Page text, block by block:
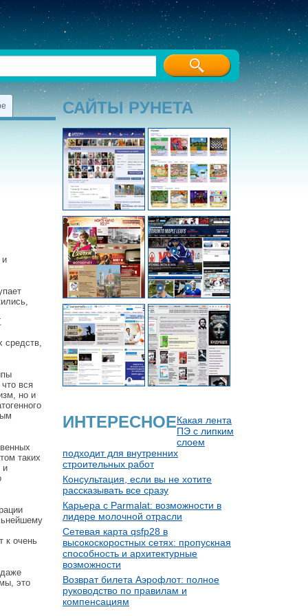
и
средств,
вся
но и
таких
и
к очень
это
САЙТЫ РУНЕТА
ИНТЕРЕСНОЕКакая лента
ПЭ с липким
слоем
подходит для внутренних
строительных работ
Консультация, если вы не хотите
рассказывать все сразу
Карьера с Parmalat: возможности в
лидере молочной отрасли
Сетевая карта qsfp28 в
высокоскоростных сетях: пропускная
способность и архитектурные
возможности
Возврат билета Аэрофлот: полное
руководство по правилам и
компенсациям